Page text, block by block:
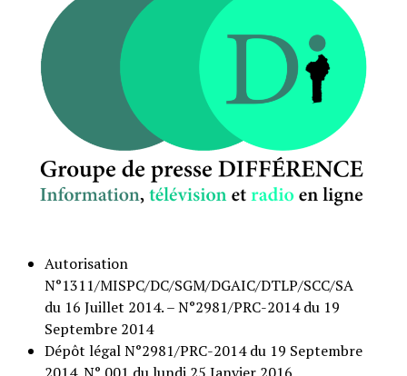
Autorisation
N°1311/MISPC/DC/SGM/DGAIC/DTLP/SCC/SA
du 16 Juillet 2014. – N°2981/PRC-2014 du 19
Septembre 2014
Dépôt légal N°2981/PRC-2014 du 19 Septembre